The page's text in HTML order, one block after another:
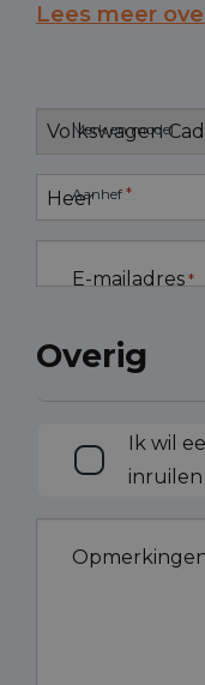
Lees meer
Merk en model
Aanhef *
E-mailadres *
Overig
Ik wil
inruilen